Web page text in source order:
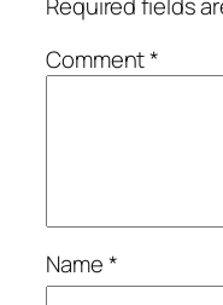
Comment*
Name*